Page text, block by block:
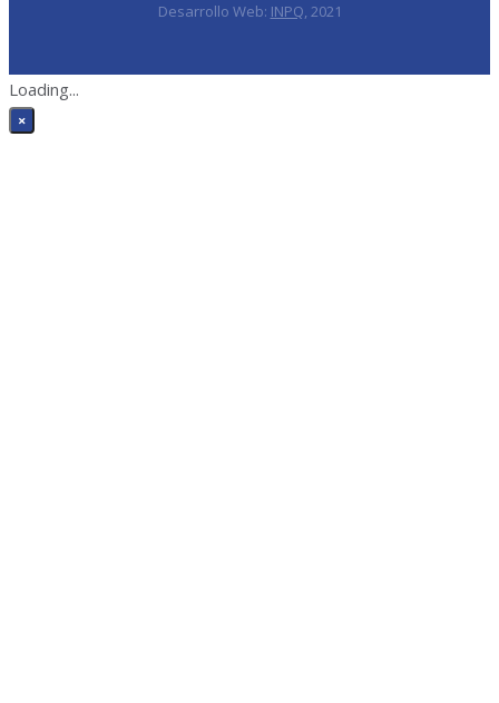
Desarrollo Web: INPQ, 2021
Loading...
×